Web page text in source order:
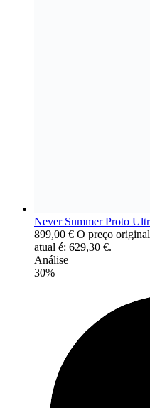
Never Summer Proto
899,00€ O preço
atual é: 629,30 €.
Análise
30%